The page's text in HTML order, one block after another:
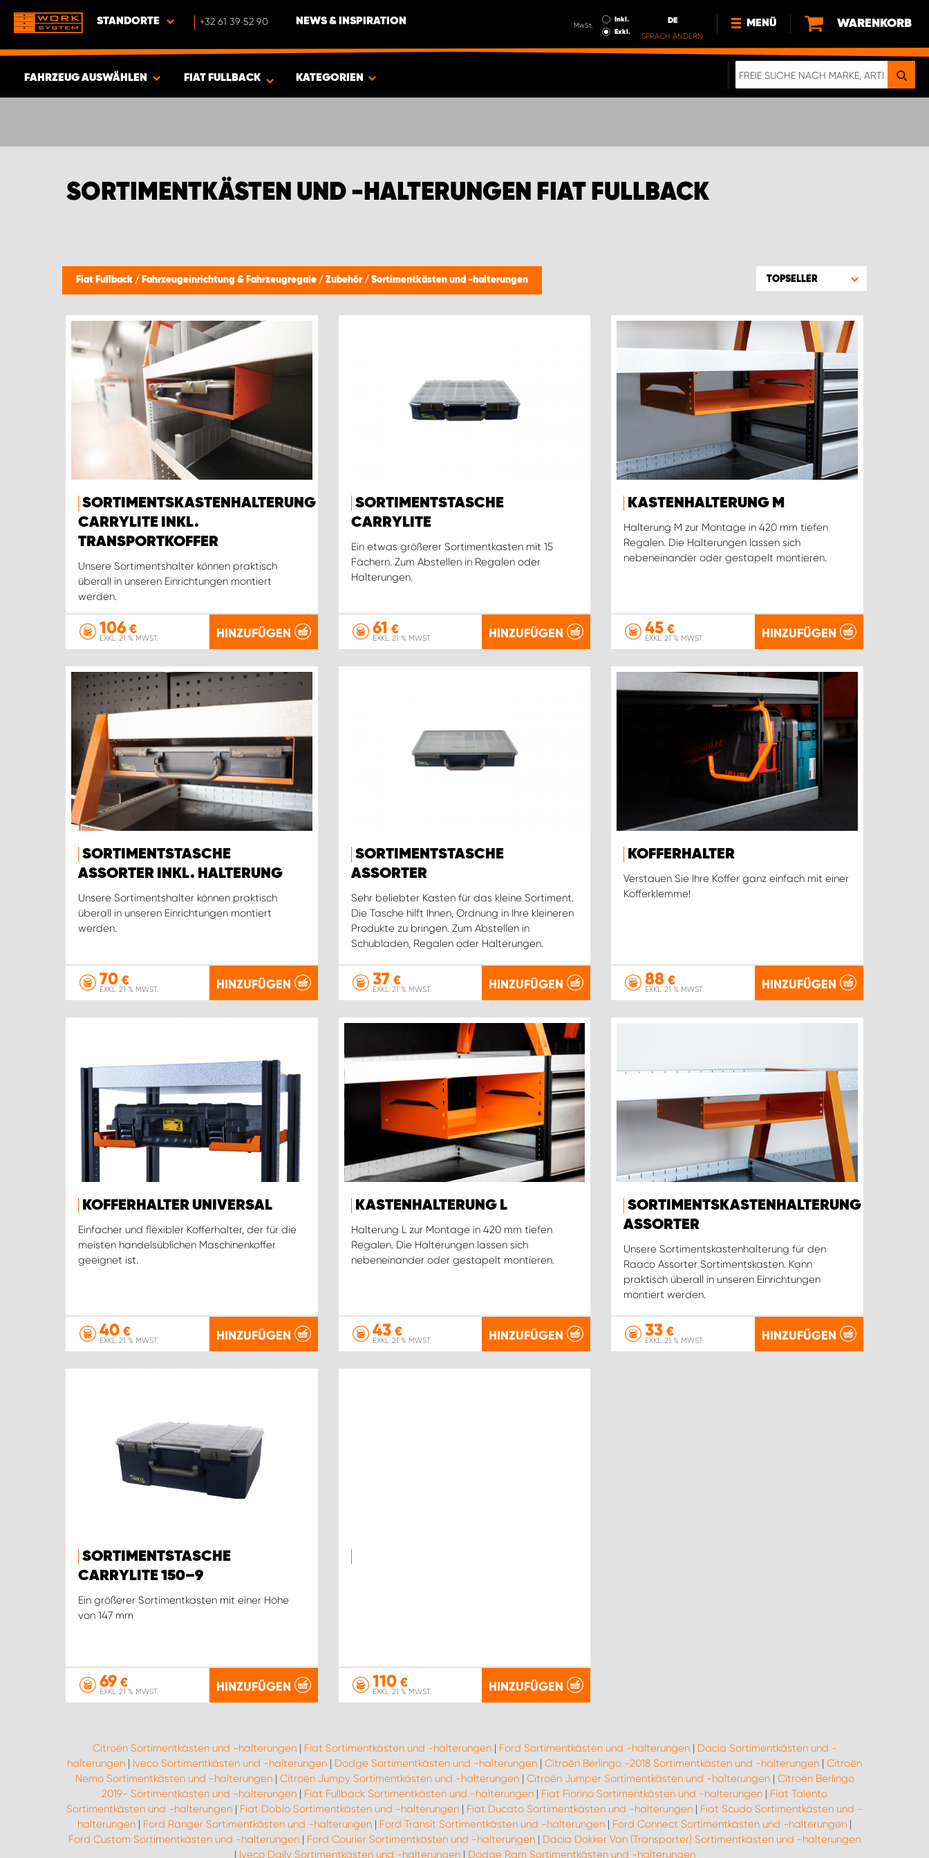
STANDORTE +32 61 39 52 90 NEWS & INSPIRATION MwSt.
Inkl.
Exkl.
DE
SPRACH ÄNDERN
MENÜ
NEWS
WARENKORB
FAHRZEUG AUSWÄHLEN
ARTIKEL
FIAT FULLBACK KATEGORIEN
SORTIMENTKÄSTEN UND -HALTERUNGEN FIAT FULLBACK
Fiat Fullback / Fahrzeugeinrichtung & Fahrzeugregale / Zubehör / Sortimentkästen und -halterungen TOPSELLER
SORTIMENTSKASTENHALTERUNG
CARRYLITE INKL.
TRANSPORTKOFFER
Unsere Sortimentshalter können praktisch
überall in unseren Einrichtungen montiert
werden.
106 €
EXKL. 21 % MWST. HINZUFÜGEN
SORTIMENTSTASCHE
CARRYLITE
Ein etwas größerer Sortimentkasten mit 15
Fächern. Zum Abstellen in Regalen oder
Halterungen.
61 €
EXKL. 21 % MWST. HINZUFÜGEN
KASTENHALTERUNG M
Halterung M zur Montage in 420 mm tiefen
Regalen. Die Halterungen lassen sich
nebeneinander oder gestapelt montieren.
45 €
EXKL. 21 % MWST. HINZUFÜGEN
SORTIMENTSTASCHE
ASSORTER INKL. HALTERUNG
Unsere Sortimentshalter können praktisch
überall in unseren Einrichtungen montiert
werden.
70 €
EXKL. 21 % MWST. HINZUFÜGEN
SORTIMENTSTASCHE
ASSORTER
Sehr beliebter Kasten für das kleine Sortiment.
Die Tasche hilft Ihnen, Ordnung in Ihre kleineren
Produkte zu bringen. Zum Abstellen in
Schubladen, Regalen oder Halterungen.
37€
EXKL. 21 % MWST. HINZUFÜGEN
KOFFERHALTER
Verstauen Sie Ihre Koffer ganz einfach mit einer
Kofferklemme!
88 €
EXKL. 21 % MWST. HINZUFÜGEN
KOFFERHALTER UNIVERSAL
Einfacher und flexibler Kofferhalter, der für die
meisten handelsüblichen Maschinenkoffer
geeignet ist.
40 €
EXKL. 21 % MWST. HINZUFÜGEN
KASTENHALTERUNG L
Halterung L zur Montage in 420 mm tiefen
Regalen. Die Halterungen lassen sich
nebeneinander oder gestapelt montieren.
43€
EXKL. 21 % MWST. HINZUFÜGEN
SORTIMENTSKASTENHALTERUNG
ASSORTER
Unsere Sortimentskastenhalterung für den
Raaco Assorter Sortimentskasten. Kann
praktisch überall in unseren Einrichtungen
montiert werden.
33 €
EXKL. 21 % MWST. HINZUFÜGEN
SORTIMENTSTASCHE
CARRYLITE 150–9
Ein größerer Sortimentkasten mit einer Höhe
von 147 mm
69 €
EXKL. 21 % MWST. HINZUFÜGEN 110€
EXKL. 21 % MWST. HINZUFÜGEN
Citroën Sortimentkästen und -halterungen| Fiat Sortimentkästen und -halterungen| Ford Sortimentkästen und -halterungen| Dacia Sortimentkästen und -
halterungen | Iveco Sortimentkästen und -halterungen | Dodge Sortimentkästen und -halterungen | Citroën Berlingo -2018 Sortimentkästen und -halterungen | Citroën
Nemo Sortimentkästen und -halterungen| Citroën Jumpy Sortimentkästen und -halterungen| Citroën Jumper Sortimentkästen und -halterungen| Citroën Berlingo
2019- Sortimentkästen und -halterungen | Fiat Fullback Sortimentkästen und -halterungen | Fiat Fiorino Sortimentkästen und -halterungen | Fiat Talento
Sortimentkästen und -halterungen | Fiat Doblo Sortimentkästen und -halterungen | Fiat Ducato Sortimentkästen und -halterungen | Fiat Scudo Sortimentkästen und -
halterungen | Ford Ranger Sortimentkästen und -halterungen | Ford Transit Sortimentkästen und -halterungen | Ford Connect Sortimentkästen und -halterungen |
Ford Custom Sortimentkästen und -halterungen | Ford Courier Sortimentkästen und -halterungen | Dacia Dokker Van (Transporter) Sortimentkästen und -halterungen
| Iveco Daily Sortimentkästen und -halterungen| Dodge Ram Sortimentkästen und -halterungen